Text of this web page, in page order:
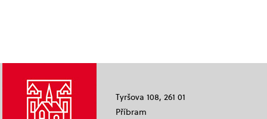
Tyršova 108, 261 01
Příbram